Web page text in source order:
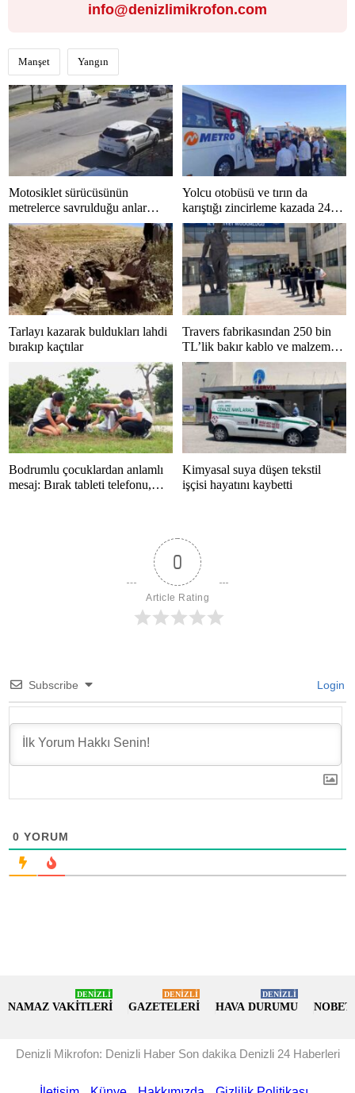
info@denizlimikrofon.com
Manşet Yangın
Motosiklet sürücüsünün
metrelerce savrulduğu anlar
güvenlik kamerasında
Yolcu otobüsü ve tırın da
karıştığı zincirleme kazada 24
kişi yaralandı
Tarlayı kazarak buldukları lahdi
bırakıp kaçtılar
Travers fabrikasından 250 bin
TL’lik bakır kablo ve malzeme
çalan 5 kişi tutuklandı
Bodrumlu çocuklardan anlamlı
mesaj: Bırak tableti telefonu,
Kimyasal suya düşen tekstil
işçisi hayatını kaybetti
0
Article Rating
Subscribe Login
0 YORUM
NAMAZ VAKİTLERİ
DENİZLİ
GAZETELERİ
DENİZLİ
HAVA DURUMU
DENİZLİ
Denizli Mikrofon: Denizli Haber Son dakika Denizli 24 Haberleri